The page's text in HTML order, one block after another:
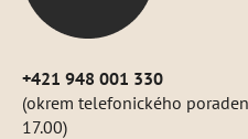
+421 948 001 330
(okrem telefonického
17.00)